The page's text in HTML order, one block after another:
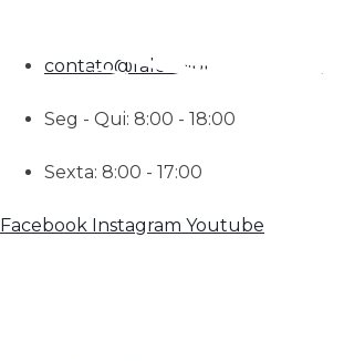
contato@falconibrindes.com.br
Seg - Qui: 8:00 - 18:00
Sexta: 8:00 - 17:00
Facebook Instagram Youtube